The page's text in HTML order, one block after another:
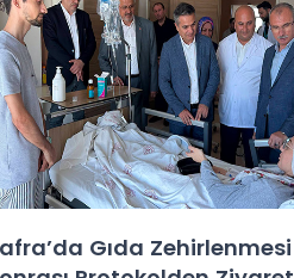
Gıda Zehirlenmesi